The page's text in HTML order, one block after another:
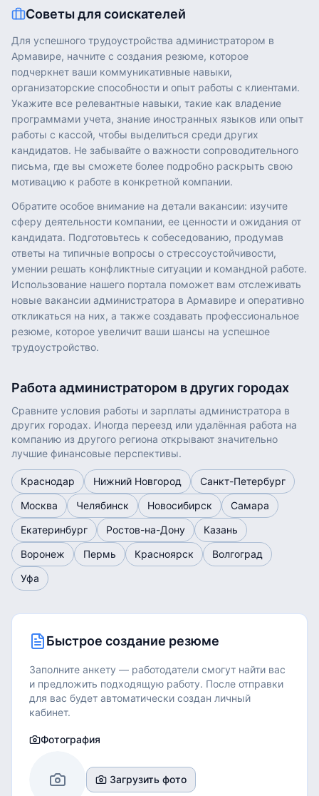
Советы для соискателей
Для успешного трудоустройства администратором в
Армавире, начните с создания резюме, которое
подчеркнет ваши коммуникативные навыки,
организаторские способности и опыт работы с клиентами.
Укажите все релевантные навыки, такие как владение
программами учета, знание иностранных языков или опыт
работы с кассой, чтобы выделиться среди других
кандидатов. Не забывайте о важности сопроводительного
письма, где вы сможете более подробно раскрыть свою
мотивацию к работе в конкретной компании.
Обратите особое внимание на детали вакансии: изучите
сферу деятельности компании, ее ценности и ожидания от
кандидата. Подготовьтесь к собеседованию, продумав
ответы на типичные вопросы о стрессоустойчивости,
умении решать конфликтные ситуации и командной работе.
Использование нашего портала поможет вам отслеживать
новые вакансии администратора в Армавире и оперативно
откликаться на них, а также создавать профессиональное
резюме, которое увеличит ваши шансы на успешное
трудоустройство.
Работаадминистратором в других городах
Сравните условия работы и зарплаты администратора в
других городах. Иногда переезд или удалённая работа на
компанию из другого региона открывают значительно
лучшие финансовые перспективы.
Краснодар Нижний Новгород
Санкт-Петербург
Москва
Челябинск Новосибирск
Самара
Екатеринбург
Ростов-на-Дону
Казань
Воронеж
Пермь Красноярск
Волгоград
Уфа
Быстрое создание резюме
Заполните анкету — работодатели смогут найти вас
и предложить подходящую работу. После отправки
для вас будет автоматически создан личный
кабинет.
Фотография
Загрузить фото